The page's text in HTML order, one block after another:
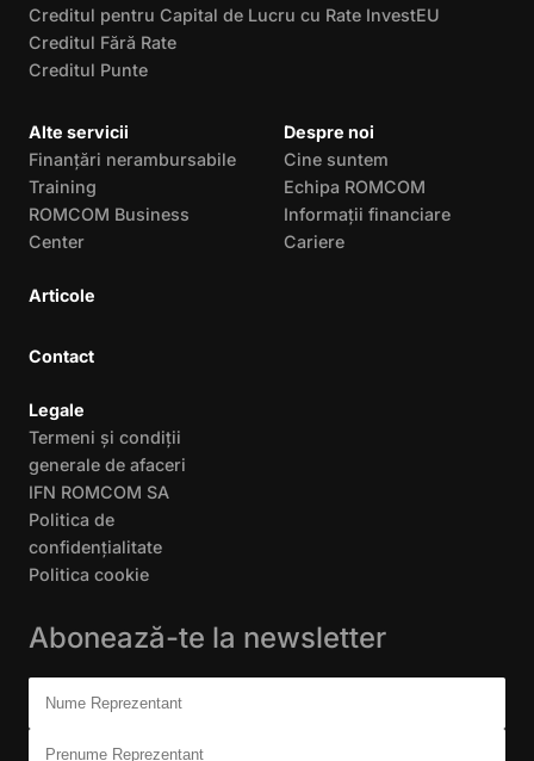
Creditul pentru Capital de Lucru cu Rate InvestEU
Creditul Fără Rate
Creditul Punte
Alte servicii
Finanțări nerambursabile
Training
ROMCOM Business
Center
Articole
Despre noi
Cine suntem
Echipa ROMCOM
Informații financiare
Cariere
Contact
Legale
Termeni și condiții
generale de afaceri
IFN ROMCOM SA
Politica de
confidențialitate
Politica cookie
Abonează-te la newsletter
Don't fill this out:
Nume Reprezentant
Prenume Reprezentant